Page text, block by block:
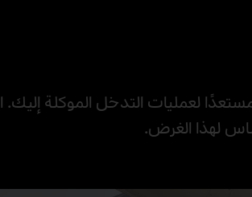
لعمليات التدخل الموكلة إليك.